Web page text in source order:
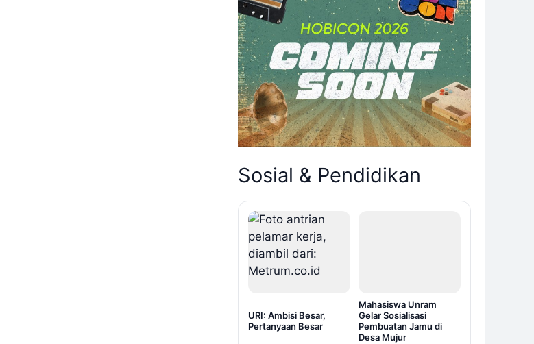
Sosial & Pendidikan
URI: Ambisi Besar,
Pertanyaan Besar
Mahasiswa Unram
Gelar Sosialisasi
Pembuatan Jamu di
Desa Mujur